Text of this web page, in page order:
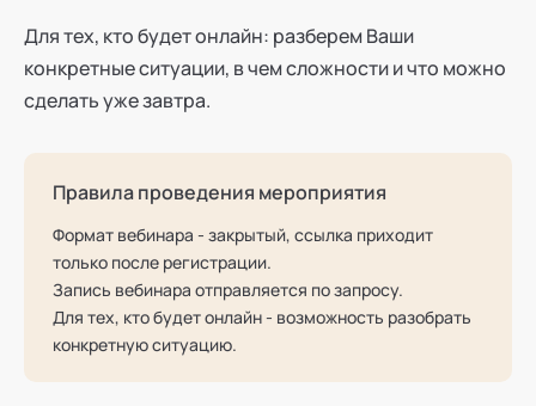
Для тех, кто будет онлайн: разберем Ваши
конкретные ситуации, в чем сложности и что можно
сделать уже завтра.
Правила проведения мероприятия
Формат вебинара - закрытый, ссылка приходит
только после регистрации.
Запись вебинара отправляется по запросу.
Для тех, кто будет онлайн - возможность разобрать
конкретную ситуацию.